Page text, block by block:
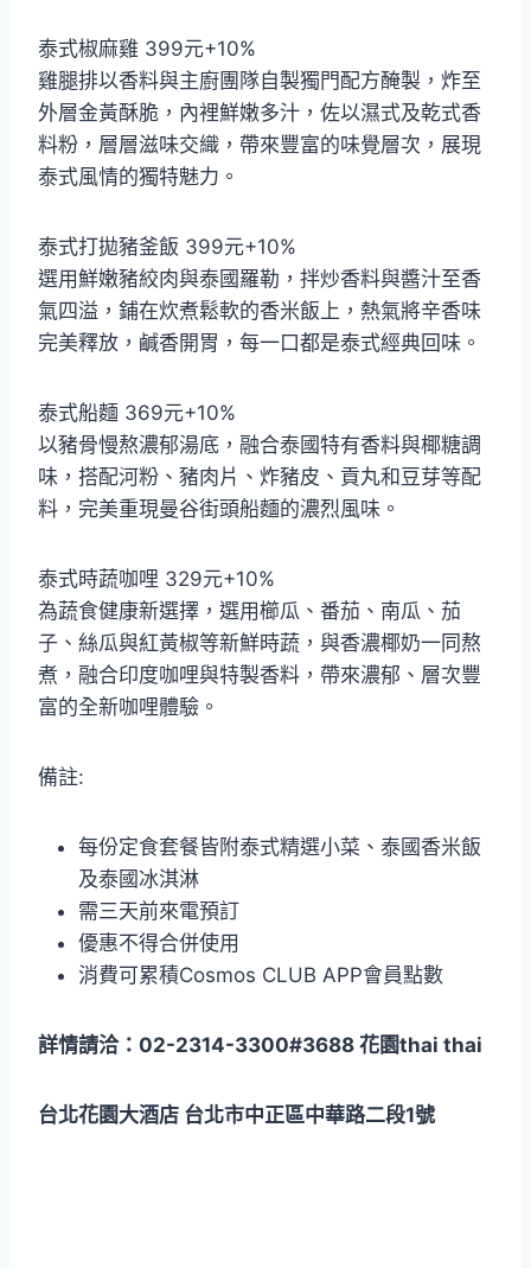
泰式椒麻雞 399元+10%
雞腿排以香料與主廚團隊自製獨門配方醃製，炸至
外層金黃酥脆，內裡鮮嫩多汁，佐以濕式及乾式香
料粉，層層滋味交織，帶來豐富的味覺層次，展現
泰式風情的獨特魅力。
泰式打拋豬釜飯 399元+10%
選用鮮嫩豬絞肉與泰國羅勒，拌炒香料與醬汁至香
氣四溢，鋪在炊煮鬆軟的香米飯上，熱氣將辛香味
完美釋放，鹹香開胃，每一口都是泰式經典回味。
泰式船麵 369元+10%
以豬骨慢熬濃郁湯底，融合泰國特有香料與椰糖調
味，搭配河粉、豬肉片、炸豬皮、貢丸和豆芽等配
料，完美重現曼谷街頭船麵的濃烈風味。
泰式時蔬咖哩 329元+10%
為蔬食健康新選擇，選用櫛瓜、番茄、南瓜、茄
子、絲瓜與紅黃椒等新鮮時蔬，與香濃椰奶一同熬
煮，融合印度咖哩與特製香料，帶來濃郁、層次豐
富的全新咖哩體驗。
備註:
每份定食套餐皆附泰式精選小菜、泰國香米飯
及泰國冰淇淋
需三天前來電預訂
優惠不得合併使用
消費可累積Cosmos CLUB APP會員點數
詳情請洽：02-2314-3300#3688 花園thai thai
台北花園大酒店 台北市中正區中華路二段1號